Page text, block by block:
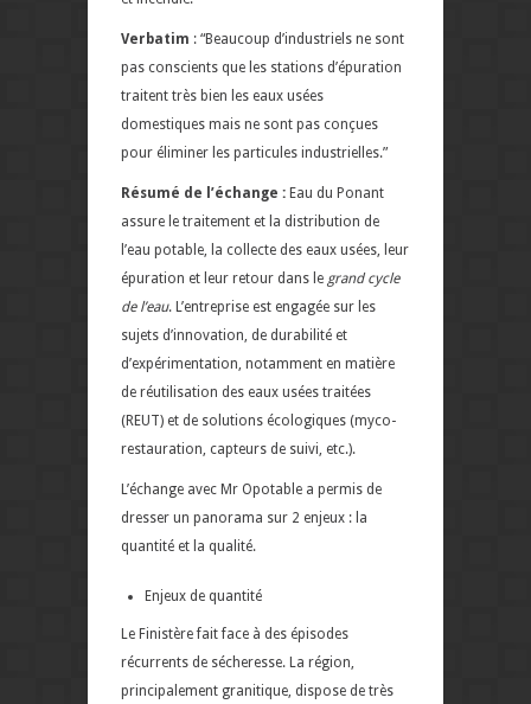
Verbatim : “Beaucoup d’industriels ne sont
pas conscients que les stations d’épuration
traitent très bien les eaux usées
domestiques mais ne sont pas conçues
pour éliminer les particules industrielles.”
Résumé de l’échange : Eau du Ponant
assure le traitement et la distribution de
l’eau potable, la collecte des eaux usées, leur
épuration et leur retour dans le grand cycle
de l’eau. L’entreprise est engagée sur les
sujets d’innovation, de durabilité et
d’expérimentation, notamment en matière
de réutilisation des eaux usées traitées
(REUT) et de solutions écologiques (myco-
restauration, capteurs de suivi, etc.).
L’échange avec Mr Opotable a permis de
dresser un panorama sur 2 enjeux : la
quantité et la qualité.
Enjeux de quantité
Le Finistère fait face à des épisodes
récurrents de sécheresse. La région,
principalement granitique, dispose de très